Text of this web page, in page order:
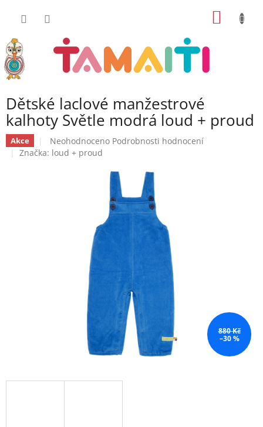
Dětské laclové manžestrové
kalhoty Světle modrá loud + proud
Akce
Průměrné
hodnocení
Neohodnoceno Podrobnosti hodnocení
Značka: loud + proud
880 Kč
–30 %